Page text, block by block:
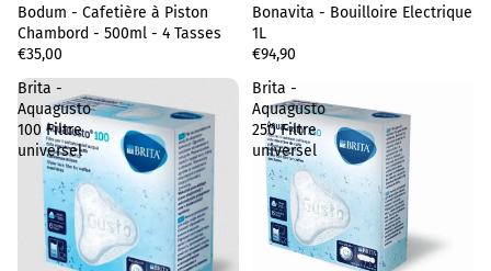
Bodum - Cafetière à Piston
Chambord - 500ml - 4 Tasses
€35,00
Sold out
Bonavita - Bouilloire Electrique
1L
€94,90
Brita -
Aquagusto
100 Filtre
universel
Brita -
Aquagusto
250 Filtre
universel
Privacy policy